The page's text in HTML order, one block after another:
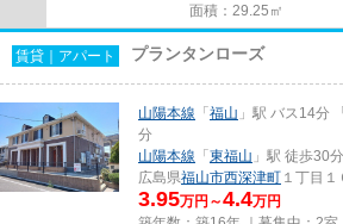
面積：29.25㎡
賃貸｜アパート プランタンローズ
山陽本線 「 福山 」駅 バス14分
分
山陽本線 「 東福山 」駅 徒歩30分
広島県福山市西深津町 １丁目
3.95万円～4.4万円